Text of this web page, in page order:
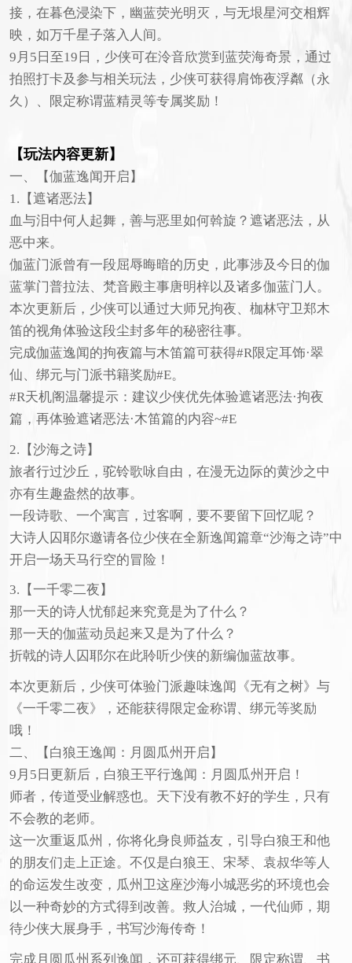
接，在暮色浸染下，幽蓝荧光明灭，与无垠星河交相辉
映，如万千星子落入人间。
9月5日至19日，少侠可在泠音欣赏到蓝荧海奇景，通过
拍照打卡及参与相关玩法，少侠可获得肩饰夜浮粼（永
久）、限定称谓蓝精灵等专属奖励！
【玩法内容更新】
一、【伽蓝逸闻开启】
1.【遮诸恶法】
血与泪中何人起舞，善与恶里如何斡旋？遮诸恶法，从
恶中来。
伽蓝门派曾有一段屈辱晦暗的历史，此事涉及今日的伽
蓝掌门普拉法、梵音殿主事唐明梓以及诸多伽蓝门人。
本次更新后，少侠可以通过大师兄拘夜、枷林守卫郑木
笛的视角体验这段尘封多年的秘密往事。
完成伽蓝逸闻的拘夜篇与木笛篇可获得#R限定耳饰·翠
仙、绑元与门派书籍奖励#E。
#R天机阁温馨提示：建议少侠优先体验遮诸恶法·拘夜
篇，再体验遮诸恶法·木笛篇的内容~#E
2.【沙海之诗】
旅者行过沙丘，驼铃歌咏自由，在漫无边际的黄沙之中
亦有生趣盎然的故事。
一段诗歌、一个寓言，过客啊，要不要留下回忆呢？
大诗人囚耶尔邀请各位少侠在全新逸闻篇章“沙海之诗”中
开启一场天马行空的冒险！
3.【一千零二夜】
那一天的诗人忧郁起来究竟是为了什么？
那一天的伽蓝动员起来又是为了什么？
折戟的诗人囚耶尔在此聆听少侠的新编伽蓝故事。
本次更新后，少侠可体验门派趣味逸闻《无有之树》与
《一千零二夜》，还能获得限定金称谓、绑元等奖励
哦！
二、【白狼王逸闻：月圆瓜州开启】
9月5日更新后，白狼王平行逸闻：月圆瓜州开启！
师者，传道受业解惑也。天下没有教不好的学生，只有
不会教的老师。
这一次重返瓜州，你将化身良师益友，引导白狼王和他
的朋友们走上正途。不仅是白狼王、宋琴、袁叔华等人
的命运发生改变，瓜州卫这座沙海小城恶劣的环境也会
以一种奇妙的方式得到改善。救人治城，一代仙师，期
待少侠大展身手，书写沙海传奇！
完成月圆瓜州系列逸闻，还可获得绑元、限定称谓、书